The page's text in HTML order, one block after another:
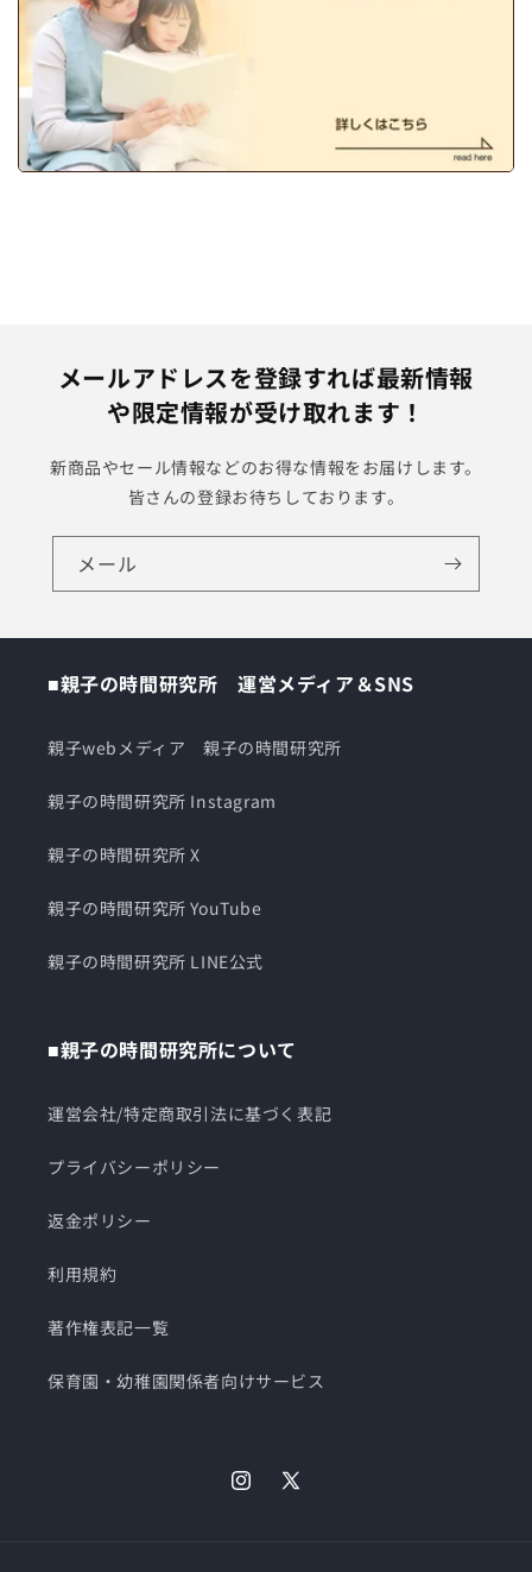
メールアドレスを登録すれば最新情報
や限定情報が受け取れます！
新商品やセール情報などのお得な情報をお届けします。
皆さんの登録お待ちしております。
メール
■親子の時間研究所 運営メディア＆SNS
親子webメディア 親子の時間研究所
親子の時間研究所 Instagram
親子の時間研究所 X
親子の時間研究所 YouTube
親子の時間研究所 LINE公式
■親子の時間研究所について
運営会社/特定商取引法に基づく表記
プライバシーポリシー
返金ポリシー
利用規約
著作権表記一覧
保育園・幼稚園関係者向けサービス
Instagram
X